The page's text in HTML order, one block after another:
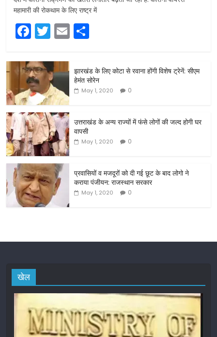
महामारी की रोकथाम के लिए राष्ट्र में
F
a
c
e
b
o
o
k
T
w
itt
er
E
m
ar
e
झारखंड के लिए कोटा से रवाना होंगी विशेष ट्रेनें: सीएम
हेमंत सोरेन
May 1, 2020 0
उत्तराखंड के अन्य राज्यों में फंसे लोगों की जल्द होगी घर
वापसी
May 1, 2020 0
प्रवासियों व मजदूरों को दी गई छूट के बाद लोगो ने
कराया पंजीयन: राजस्थान सरकार
May 1, 2020 0
खेल